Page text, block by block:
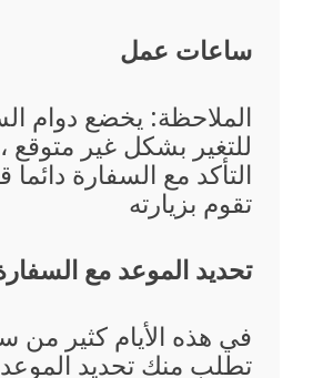
ساعات عمل
الملاحظة: يخضع دوام
للتغير بشكل غير متوقع
التأكد مع السفارة دائما
تقوم بزيارته
تحديد الموعد مع
في هذه الأيام كثير من
تطلب منك تحديد الموعد